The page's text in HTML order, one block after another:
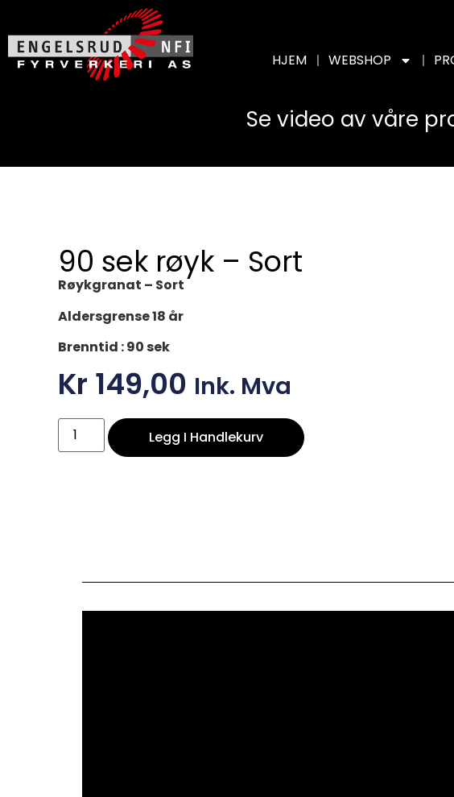
HJEM WEBSHOP
Se video av våre
90 sek røyk – Sort
Røykgranat – Sort
Aldersgrense 18 år
Brenntid : 90 sek
Kr 149,00 Ink. Mva
Legg I Handlekurv